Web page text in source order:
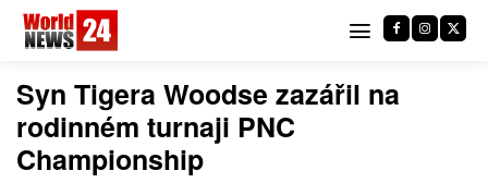
Syn Tigera Woodse zazářil na
rodinném turnaji PNC
Championship